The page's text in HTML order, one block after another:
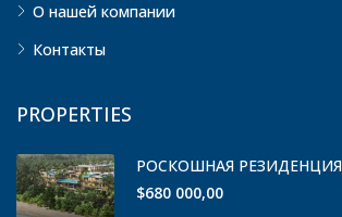
О нашей компании
Контакты
PROPERTIES
РОСКОШНАЯ
$680 000,00